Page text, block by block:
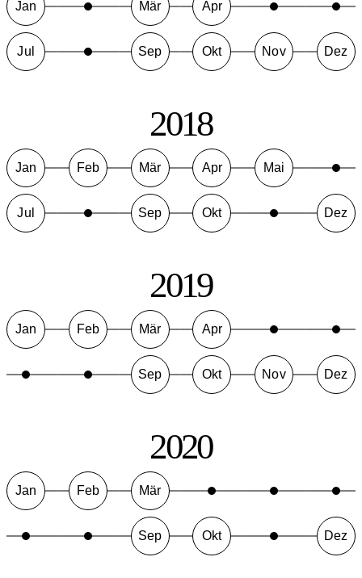
Jan Mär Apr
Jul Sep Okt Nov Dez
2018
Jan Feb Mär Apr Mai
Jul Sep Okt Dez
2019
Jan Feb Mär Apr
Sep Okt Nov Dez
2020
Jan Feb Mär
Sep Okt Dez